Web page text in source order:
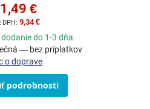
€
9,34 €
do 1-3 dňa
— bez príplatkov
o doprave
podrobnosti